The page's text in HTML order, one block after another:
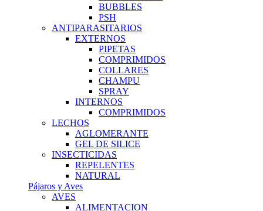
BUBBLES
PSH
ANTIPARASITARIOS
EXTERNOS
PIPETAS
COMPRIMIDOS
COLLARES
CHAMPU
SPRAY
INTERNOS
COMPRIMIDOS
LECHOS
AGLOMERANTE
GEL DE SILICE
INSECTICIDAS
REPELENTES
NATURAL
Pájaros y Aves
AVES
ALIMENTACION